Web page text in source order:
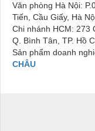
Văn phòng Hà Nội:
Tiến, Cầu Giấy, Hà
Chi nhánh HCM: 273
Q. Bình Tân, TP. Hồ
Sản phẩm doanh
CHÂU